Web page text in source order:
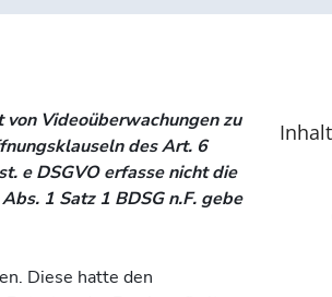
Videoüberwachungen zu
des Art. 6
e DSGVO erfasse nicht die
1 Satz 1 BDSG n.F. gebe
Diese hatte den
Inhalt